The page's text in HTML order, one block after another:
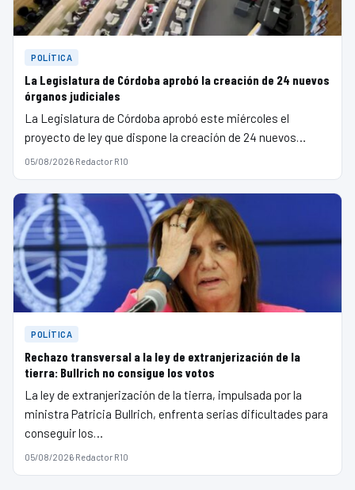
POLÍTICA
La Legislatura de Córdoba aprobó la creación de 24 nuevos
órganos judiciales
La Legislatura de Córdoba aprobó este miércoles el
proyecto de ley que dispone la creación de 24 nuevos…
05/08/2026·Redactor R10
POLÍTICA
Rechazo transversal a la ley de extranjerización de la
tierra: Bullrich no consigue los votos
La ley de extranjerización de la tierra, impulsada por la
ministra Patricia Bullrich, enfrenta serias dificultades para
conseguir los…
05/08/2026·Redactor R10